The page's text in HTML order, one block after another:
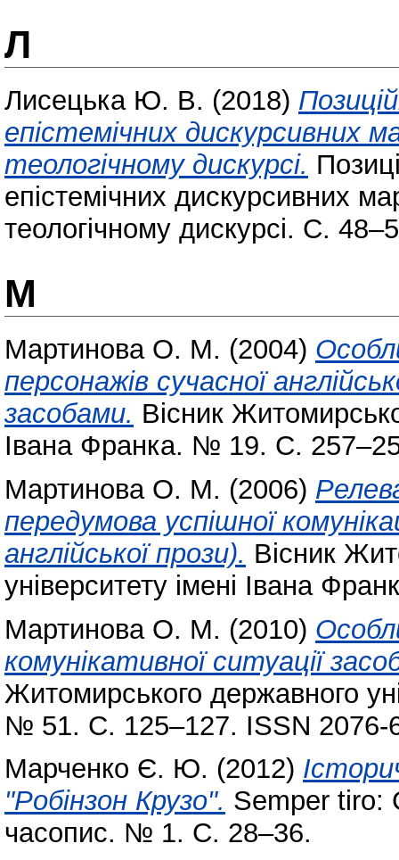
Л
Лисецька Ю. В. (2018)
епістемічних дискурсивних
теологічному дискурсі.
епістемічних дискурсивних
теологічному дискурсі. С.
М
Мартинова О. М. (2004)
персонажів сучасної
засобами. Вісник
Івана Франка. № 19. С.
Мартинова О. М. (2006)
передумова успішної
англійської прози). Вісник
університету імені Івана
Мартинова О. М. (2010)
комунікативної ситуації
Житомирського державного
№ 51. С. 125–127. ISSN 2076-
Марченко Є. Ю. (2012)
"Робінзон Крузо". Semper tiro:
часопис. № 1. С. 28–36.